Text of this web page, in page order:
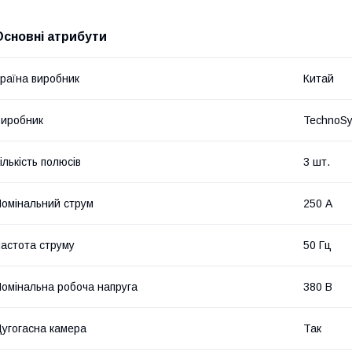
атрибути
виробник Китай
полюсів 3 шт.
струм 250 А
струму 50 Гц
робоча напруга 380 В
камера Так